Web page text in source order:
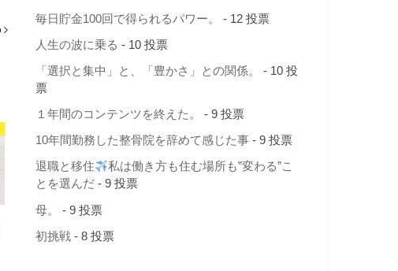
毎日貯金100回で得られるパワー。 - 12 投票
人生の波に乗る - 10 投票
「選択と集中」と、「豊かさ」との関係。
- 10 投
票
１年間のコンテンツを終えた。 - 9 投票
10年間勤務した整骨院を辞めて感じた事 - 9 投票
退職と移住
私は働き方も住む場所も”変わる”こ
とを選んだ - 9 投票
母。 - 9 投票
初挑戦 - 8 投票